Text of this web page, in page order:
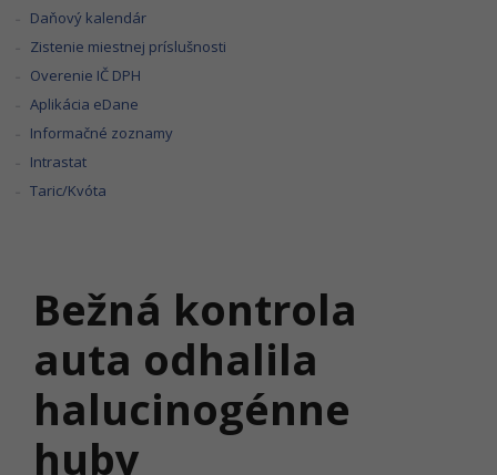
Daňový kalendár
Zistenie miestnej príslušnosti
Overenie IČ DPH
Aplikácia eDane
Informačné zoznamy
Intrastat
Taric/Kvóta
Bežná kontrola
auta odhalila
halucinogénne
huby